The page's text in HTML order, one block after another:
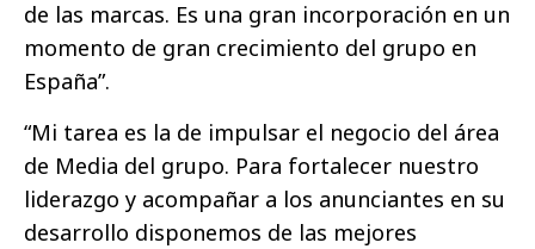
de las marcas. Es una gran incorporación en un
momento de gran crecimiento del grupo en
España”.
“Mi tarea es la de impulsar el negocio del área
de Media del grupo. Para fortalecer nuestro
liderazgo y acompañar a los anunciantes en su
desarrollo disponemos de las mejores